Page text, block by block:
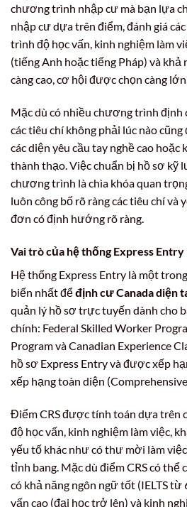
chương trình nhập cư mà bạn lựa
nhập cư dựa trên điểm, đánh giá
trình độ học vấn, kinh nghiệm làm
(tiếng Anh hoặc tiếng Pháp) và
càng cao, cơ hội được chọn càng
Mặc dù có nhiều chương trình định
các tiêu chí không phải lúc nào
các diện yêu cầu tay nghề cao hoặc
thành thạo. Việc chuẩn bị hồ sơ kỹ
chương trình là chìa khóa quan
luôn công bố rõ ràng các tiêu chí và
đơn có định hướng rõ ràng.
Vai trò của hệ thống Express Entry
Hệ thống Express Entry là một
biến nhất đểđịnh cư Canada diện
quản lý hồ sơ trực tuyến dành cho
chính: Federal Skilled Worker
Program và Canadian Experience
hồ sơ Express Entry và được xếp
xếp hạng toàn diện
Điểm CRS được tính toán dựa trên
độ học vấn, kinh nghiệm làm việc,
yếu tố khác như có thư mời làm
tỉnh bang. Mặc dù điểm CRS có
có khả năng ngôn ngữ tốt (IELTS
vấn cao (đại học trở lên) và kinh